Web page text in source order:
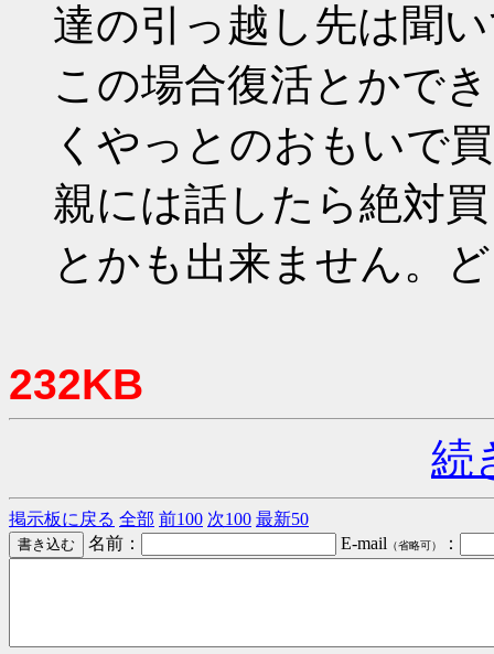
達の引っ越し先は聞
この場合復活とかで
くやっとのおもいで
親には話したら絶対
とかも出来ません。
232KB
続
掲示板に戻る 全部 前100 次100 最新50
名前：
E-mail （省略可） ：